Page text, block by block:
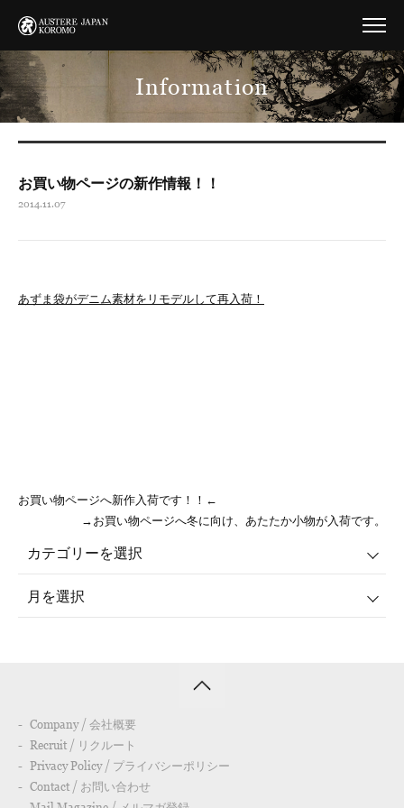
Information
お買い物ページの新作情報！！
2014.11.07
あずま袋がデニム素材をリモデルして再入荷！
お買い物ページへ新作入荷です！！←
→お買い物ページへ冬に向け、あたたか小物が入荷です。
Company / 会社概要
Recruit / リクルート
Privacy Policy / プライバシーポリシー
Contact / お問い合わせ